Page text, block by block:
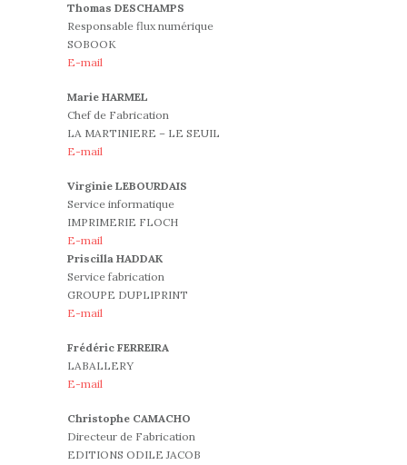
Thomas DESCHAMPS
Responsable flux numérique
SOBOOK
E-mail
Marie HARMEL
Chef de Fabrication
LA MARTINIERE – LE SEUIL
E-mail
Virginie LEBOURDAIS
Service informatique
IMPRIMERIE FLOCH
E-mail
Priscilla HADDAK
Service fabrication
GROUPE DUPLIPRINT
E-mail
Frédéric FERREIRA
LABALLERY
E-mail
Christophe CAMACHO
Directeur de Fabrication
EDITIONS ODILE JACOB